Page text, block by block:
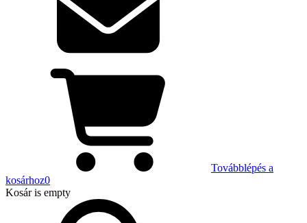
Továbblépés a
kosárhoz0
Kosáris empty